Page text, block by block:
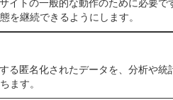
イトの一般的な動作のために必要
を継続できるようにします。
る匿名化されたデータを、分析や統
ます。